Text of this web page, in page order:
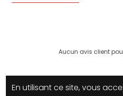
Aucun avis client
En utilisant ce site, vous